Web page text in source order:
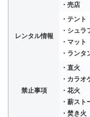
・売店
レンタル情報
・テント
・シュラ
・マット
・ランタ
禁止事項
・直火
・カラオ
・花火
・薪スト
・焚き火